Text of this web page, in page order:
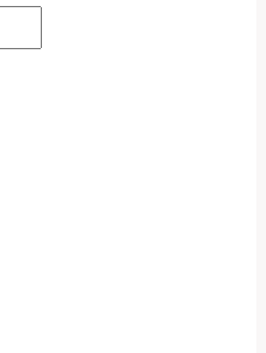
$ 121.140,07.